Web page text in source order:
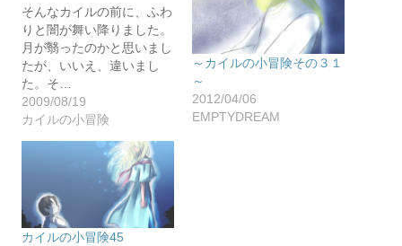
そんなカイルの前に、ふわ
りと闇が舞い降りました。
月が翳ったのかと思いまし
たが、いいえ、違いまし
た。そ…
2009/08/19
カイルの小冒険
～カイルの小冒険その３１
～
2012/04/06
EMPTYDREAM
カイルの小冒険45